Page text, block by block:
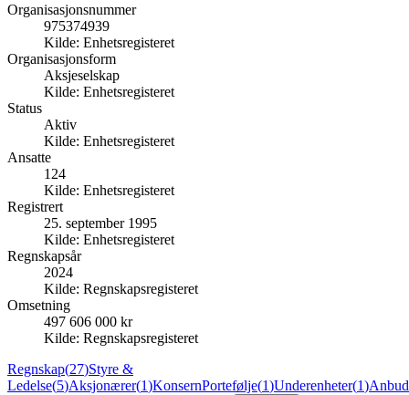
Organisasjonsnummer
975374939
Kilde: Enhetsregisteret
Organisasjonsform
Aksjeselskap
Kilde: Enhetsregisteret
Status
Aktiv
Kilde: Enhetsregisteret
Ansatte
124
Kilde: Enhetsregisteret
Registrert
25. september 1995
Kilde: Enhetsregisteret
Regnskapsår
2024
Kilde: Regnskapsregisteret
Omsetning
497 606 000 kr
Kilde: Regnskapsregisteret
Regnskap(27)Styre &
Ledelse(5)Aksjonærer(1)KonsernPortefølje(1)Underenheter(1)Anbud